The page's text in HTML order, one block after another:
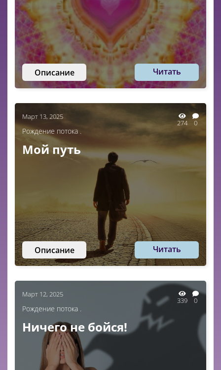
Описание Читать
Март 13, 2025
274 0
Рождение потока .
Мой путь
Описание Читать
Март 12, 2025
339 0
Рождение потока .
Ничего не бойся!